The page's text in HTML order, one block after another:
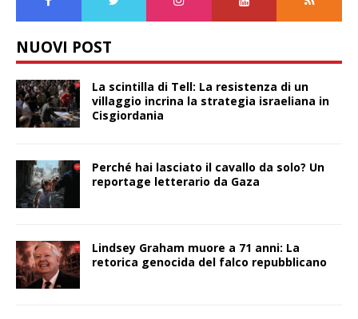
NUOVI POST
La scintilla di Tell: La resistenza di un
villaggio incrina la strategia israeliana in
Cisgiordania
Perché hai lasciato il cavallo da solo? Un
reportage letterario da Gaza
Lindsey Graham muore a 71 anni: La
retorica genocida del falco repubblicano